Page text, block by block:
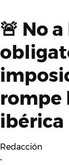
🚨 No
rompe
ibérica
Redacción
•